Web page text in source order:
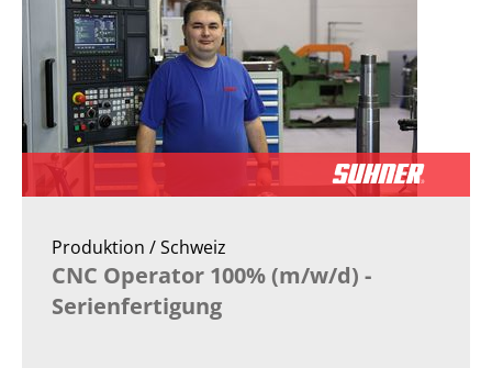
Produktion / Schweiz
CNC Operator 100% (m/w/d) -
Serienfertigung